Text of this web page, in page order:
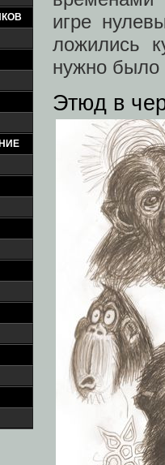
игре
ложились
нужно было
Этюд в